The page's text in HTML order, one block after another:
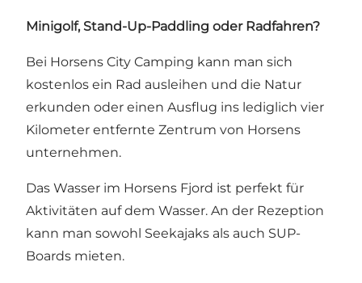
Minigolf, Stand-Up-Paddling oder Radfahren?
Bei Horsens City Camping kann man sich
kostenlos ein Rad ausleihen und die Natur
erkunden oder einen Ausflug ins lediglich vier
Kilometer entfernte Zentrum von Horsens
unternehmen.
Das Wasser im Horsens Fjord ist perfekt für
Aktivitäten auf dem Wasser. An der Rezeption
kann man sowohl Seekajaks als auch SUP-
Boards mieten.